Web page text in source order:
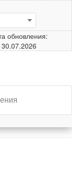
обновления:
30.07.2026